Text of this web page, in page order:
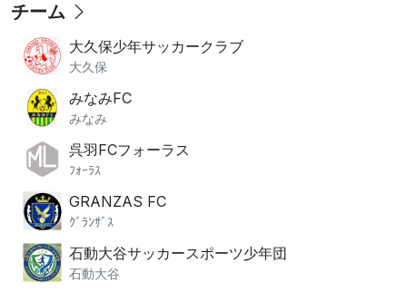
チーム
大久保少年サッカークラブ
大久保
みなみFC
みなみ
呉羽FCフォーラス
ﾌｫｰﾗｽ
GRANZAS FC
ｸﾞﾗﾝｻﾞｽ
石動大谷サッカースポーツ少年団
石動大谷